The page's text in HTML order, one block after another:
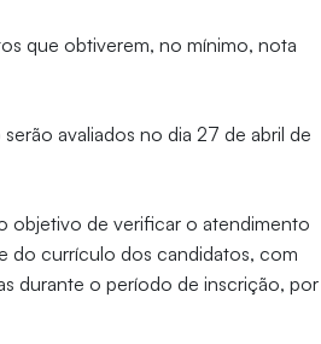
que obtiverem, no mínimo, nota
avaliados no dia 27 de abril de
objetivo de verificar o atendimento
do currículo dos candidatos, com
durante o período de inscrição, por